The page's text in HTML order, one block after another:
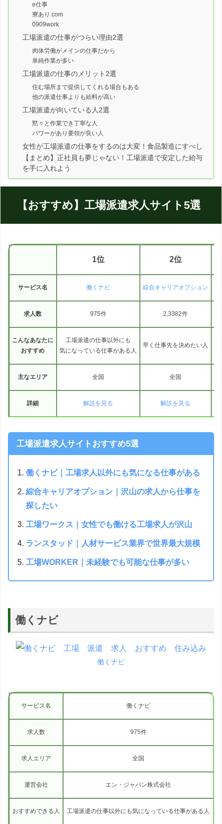
e仕事
寮あり.com
0909work
工場派遣の仕事がつらい理由2選
肉体労働がメインの仕事だから
単純作業が多い
工場派遣の仕事のメリット2選
住む場所まで提供してくれる場合もある
他の派遣仕事よりも給料が高い
工場派遣が向いている人2選
黙々と作業でき丁寧な人
パワーがあり要領が良い人
女性が工場派遣の仕事をするのは大変！食品製造にすべし
【まとめ】正社員も夢じゃない！工場派遣で安定した給与
を手に入れよう
【おすすめ】工場派遣求人サイト5選
1位 2位
サービス名 働くナビ 綜合キャリアオプション
求人数 975件 2,3382件
こんなあなたに
おすすめ
工場派遣の仕事以外にも
気になっている仕事がある人
早く仕事先を決めたい人
主なエリア 全国 全国
詳細 解説を見る 解説を見る
工場派遣求人サイトおすすめ5選
働くナビ｜工場求人以外にも気になる仕事がある
綜合キャリアオプション｜沢山の求人から仕事を
探したい
工場ワークス｜女性でも働ける工場求人が沢山
ランスタッド｜人材サービス業界で世界最大規模
工場WORKER｜未経験でも可能な仕事が多い
働くナビ
働くナビ
サービス名 働くナビ
求人数 975件
求人エリア 全国
運営会社 エン・ジャパン株式会社
おすすめできる人 工場派遣の仕事以外にも気になっている仕事がある人